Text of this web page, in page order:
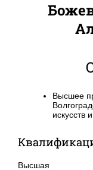
Высшее
искусств
Высшая